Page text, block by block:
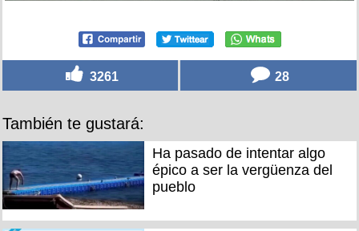
3261 28
También te gustará:
Ha pasado de intentar algo
épico a ser la vergüenza del
pueblo